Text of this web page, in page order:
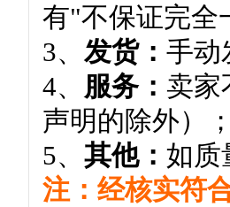
有"不保证完全
3、 发货： 手动
4、 服务： 卖家
声明的除外）
5、 其他： 如质
注：经核实符